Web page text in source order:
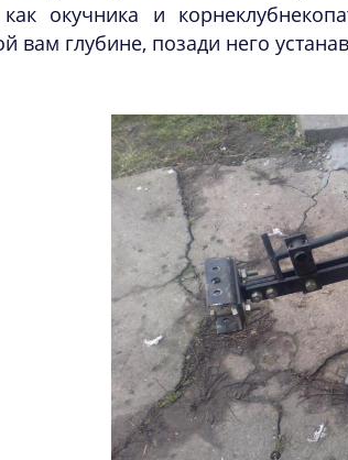
как окучника и
вам глубине, позади него